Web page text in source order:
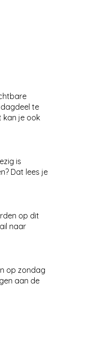
te
kan je ook
is
Dat lees je
op dit
naar
op zondag
aan de